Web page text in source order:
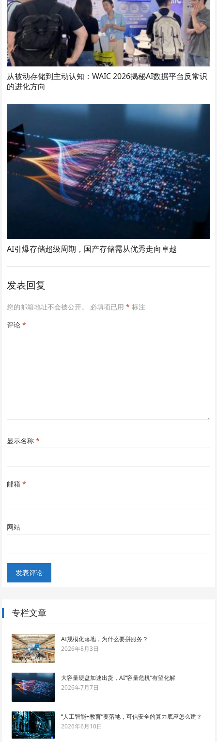
从被动存储到主动认知：WAIC 2026揭秘AI数据平台反常识
的进化方向
AI引爆存储超级周期，国产存储需从优秀走向卓越
发表回复
您的邮箱地址不会被公开。 必填项已用* 标注
评论*
显示名称*
邮箱*
网站
专栏文章
AI规模化落地，为什么要拼服务？
2026年8月3日
大容量硬盘加速出货，AI“容量危机”有望化解
2026年7月7日
“人工智能+教育”要落地，可信安全的算力底座怎么建？
2026年6月10日